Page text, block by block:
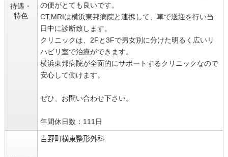
待遇・
特色
の便がとても良いです。
CT,MRIは横浜東邦病院と連携して、車で送迎を行い当
日中に診断致します。
クリニックは、2Fと3Fで男女別に分けた明るく広いリ
ハビリ室で治療ができます。
横浜東邦病院が全面的にサポートするクリニックなので
安心して働けます。
ぜひ、お問い合わせ下さい。
年間休日数：111日
𠮷野町横東整形外科